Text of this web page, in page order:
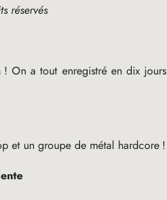
réservés
! On a tout enregistré en dix jours
et un groupe de métal hardcore !